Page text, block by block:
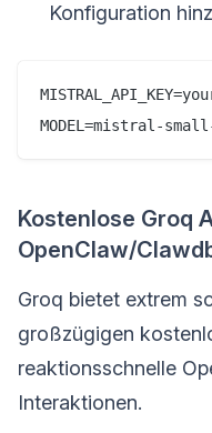
Konfiguration
Kostenlose Groq
OpenClaw/
Groq bietet extrem
großzügigen
reaktionsschnelle
Interaktionen.